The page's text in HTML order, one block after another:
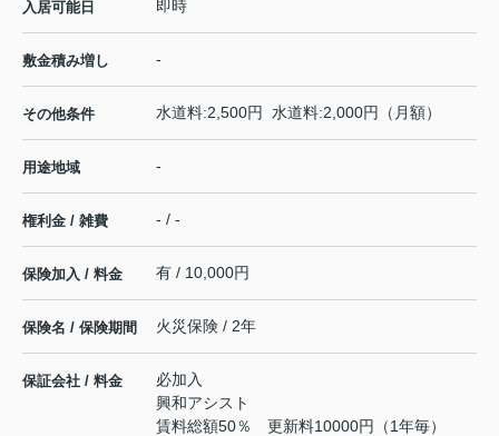
入居可能日 即時
敷金積み増し -
その他条件 水道料:2,500円 水道料:2,000円（月額）
用途地域 -
権利金 / 雑費 - / -
保険加入 / 料金 有 / 10,000円
保険名 / 保険期間 火災保険 / 2年
保証会社 / 料金
必加入
興和アシスト
賃料総額50％ 更新料10000円（1年毎）